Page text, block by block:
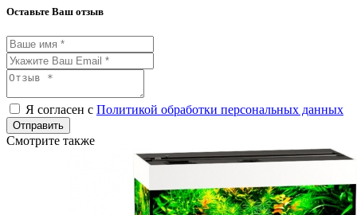
Оставьте Ваш отзыв
Я согласен с Политикой обработки персональных данных
Отправить
Смотрите также